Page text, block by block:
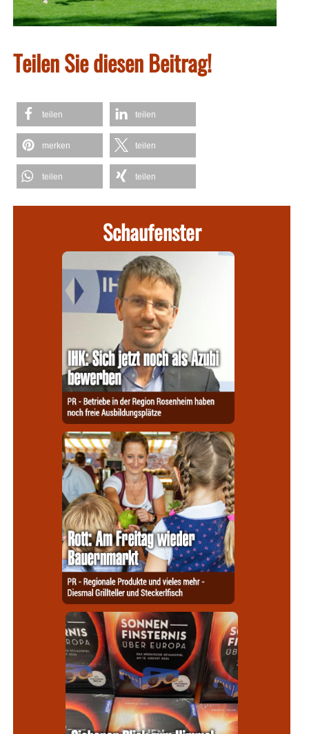
Teilen Sie diesen Beitrag!
teilen teilen
merken teilen
teilen teilen
Schaufenster